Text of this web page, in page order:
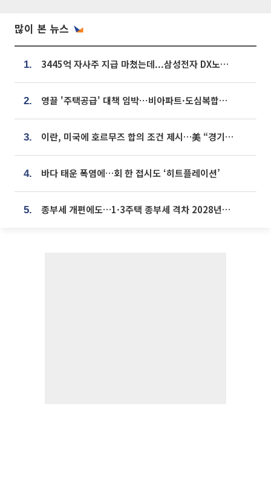
많이 본 뉴스
1. 3445억 자사주 지급 마쳤는데...삼성전자 DX노조, 뒤늦은 '떼쓰기 집회'
2. 영끌 '주택공급' 대책 임박⋯비아파트·도심복합까지 총동원
3. 이란, 미국에 호르무즈 합의 조건 제시…美 “경기 아직 안 끝나” [종합]
4. 바다 태운 폭염에…회 한 접시도 ‘히트플레이션’
5. 종부세 개편에도…1·3주택 종부세 격차 2028년부터 확대